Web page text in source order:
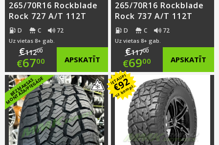
265/70R16 Rockblade
Rock 727 A/T 112T
D C 72
Uz vietas 8+ gab.
€11200
Original
price
was:
€112.00.
€6700
Current
price
is:
€67.00.
APSKATĪT
265/70R16 Rockblade
Rock 737 A/T 112T
D C 72
Uz vietas 8+ gab.
€11700
Original
price
was:
€117.00.
€6900
Current
price
is:
€69.00.
APSKATĪT
B
E
Z
M
A
K
S
A
S
M
O
N
T
Ā
Ž
A
/
PI
E
G
Ā
D
E IETAUPI
€92
uz kompl.